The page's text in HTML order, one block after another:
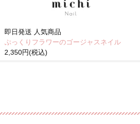
即日発送 人気商品
ぷっくりフラワーのゴージャスネイル
2,350円(税込)